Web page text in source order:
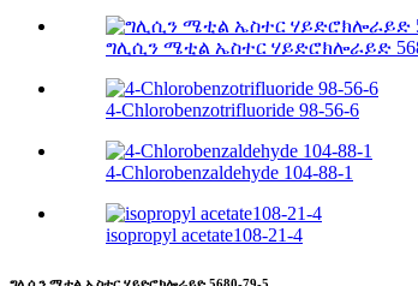
ግሊሲን ሜቲል ኤስተር ሃይድሮክሎራይድ
4-Chlorobenzotrifluoride 98-56-6
4-Chlorobenzaldehyde 104-88-1
isopropyl acetate108-21-4